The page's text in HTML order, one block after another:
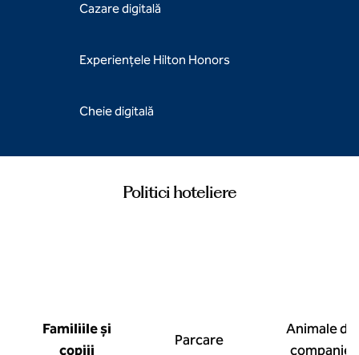
Cazare digitală
Experiențele Hilton Honors
Cheie digitală
Politici hoteliere
Familiile și
copiii
Parcare
Animale de
companie